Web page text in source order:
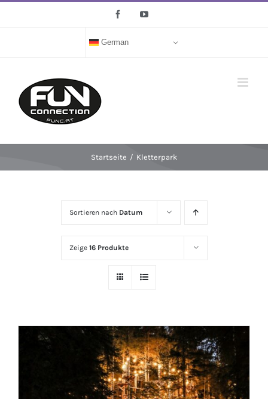
FacebookYouTube
German
Startseite / Kletterpark
Sortieren nach Datum
Zeige 16 Produkte